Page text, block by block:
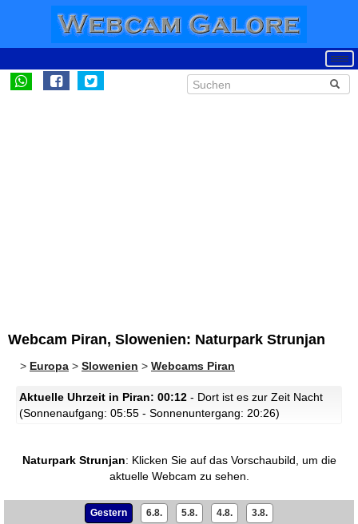
Webcam Piran, Slowenien: Naturpark Strunjan
> Europa > Slowenien > Webcams Piran
Aktuelle Uhrzeit in Piran: 00:12 - Dort ist es zur Zeit Nacht
(Sonnenaufgang: 05:55 - Sonnenuntergang: 20:26)
Naturpark Strunjan: Klicken Sie auf das Vorschaubild, um die
aktuelle Webcam zu sehen.
Gestern 6.8. 5.8. 4.8. 3.8.